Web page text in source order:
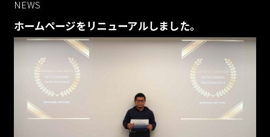
NEWS
ホームページをリニューアルしました。